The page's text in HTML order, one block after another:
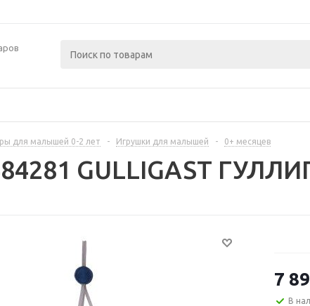
для малышей 0-2 лет - Игрушки для малышей - 0+ месяцев
GULLIGAST
7
В